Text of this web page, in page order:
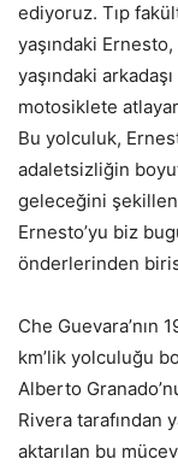
ediyoruz. Tıp
yaşındaki
yaşındaki
motosiklete
Bu yolculuk,
adaletsizliğin
geleceğini
Ernesto’yu biz
önderlerinden
Che Guevara’nın
km’lik yolculuğu
Alberto
Rivera tarafından
aktarılan bu